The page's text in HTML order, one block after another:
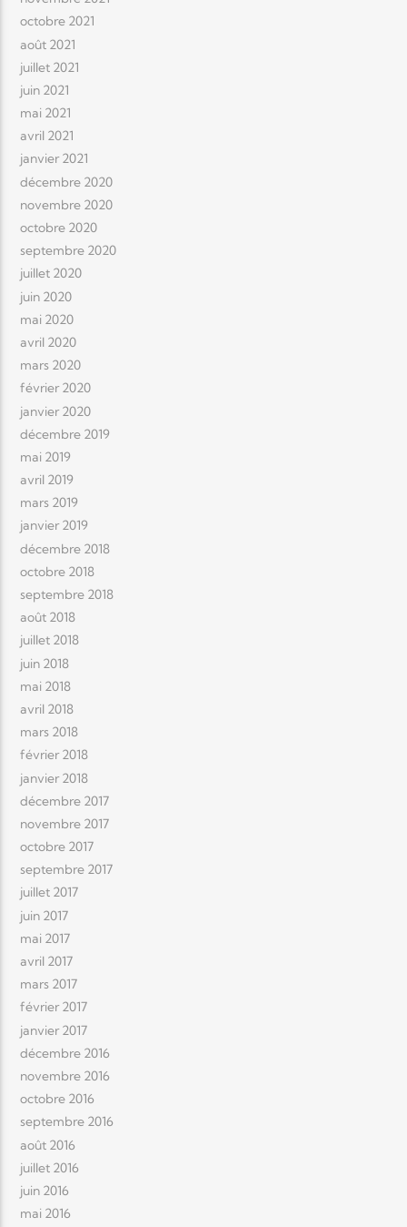
octobre 2021
août 2021
juillet 2021
juin 2021
mai 2021
avril 2021
janvier 2021
décembre 2020
novembre 2020
octobre 2020
septembre 2020
juillet 2020
juin 2020
mai 2020
avril 2020
mars 2020
février 2020
janvier 2020
décembre 2019
mai 2019
avril 2019
mars 2019
janvier 2019
décembre 2018
octobre 2018
septembre 2018
août 2018
juillet 2018
juin 2018
mai 2018
avril 2018
mars 2018
février 2018
janvier 2018
décembre 2017
novembre 2017
octobre 2017
septembre 2017
juillet 2017
juin 2017
mai 2017
avril 2017
mars 2017
février 2017
janvier 2017
décembre 2016
novembre 2016
octobre 2016
septembre 2016
août 2016
juillet 2016
juin 2016
mai 2016